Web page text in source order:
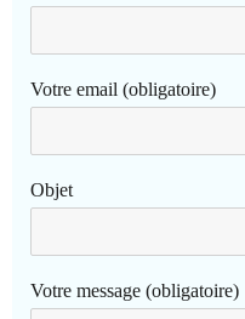
Votre email (obligatoire)
Objet
Votre message (obligatoire)